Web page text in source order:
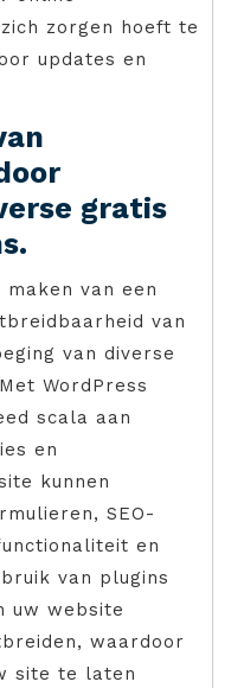
zorgen hoeft te
updates en
gratis
van een
van
van diverse
WordPress
scala aan
en
kunnen
SEO-
en
van plugins
uw website
waardoor
site te laten